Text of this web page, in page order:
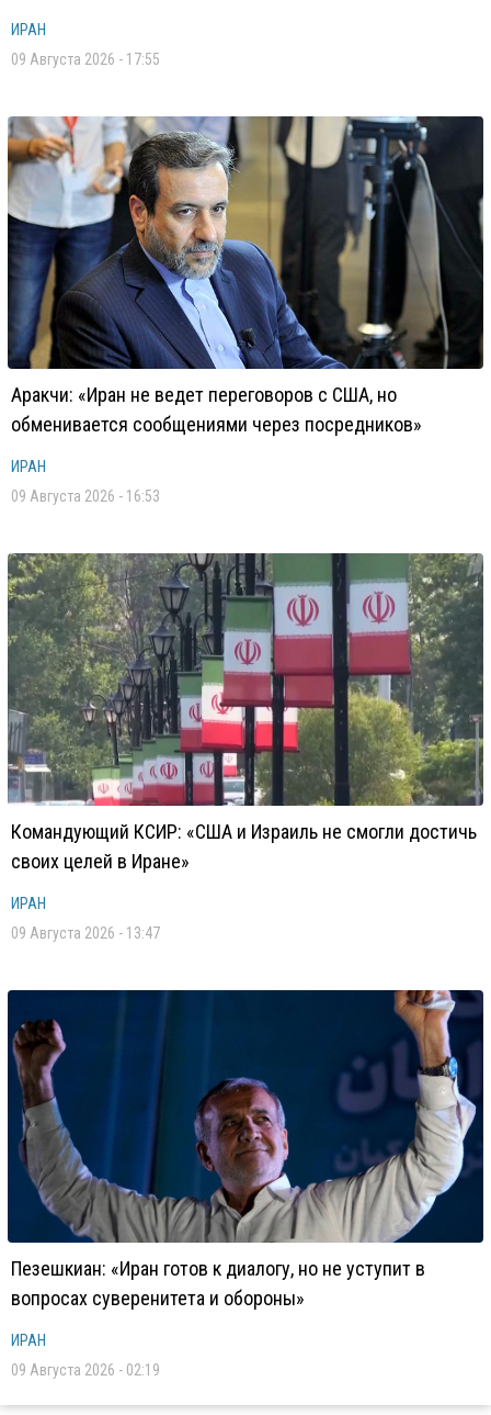
ИРАН
09 Августа 2026 - 17:55
Аракчи: «Иран не ведет переговоров с США, но
обменивается сообщениями через посредников»
ИРАН
09 Августа 2026 - 16:53
Командующий КСИР: «США и Израиль не смогли достичь
своих целей в Иране»
ИРАН
09 Августа 2026 - 13:47
Пезешкиан: «Иран готов к диалогу, но не уступит в
вопросах суверенитета и обороны»
ИРАН
09 Августа 2026 - 02:19